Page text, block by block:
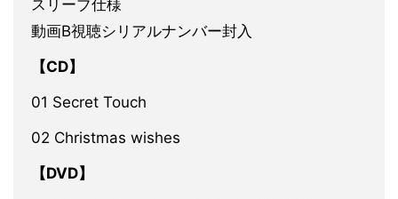
スリーブ仕様
動画B視聴シリアルナンバー封入
【CD】
01 Secret Touch
02 Christmas wishes
【DVD】